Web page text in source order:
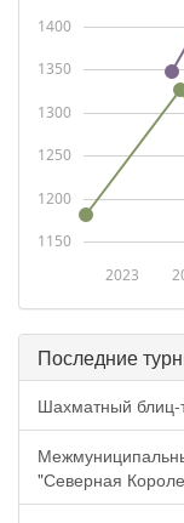
2023
1150
1200
1250
1300
1350
1400
Последние
Шахматный
"Северная